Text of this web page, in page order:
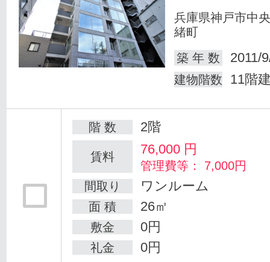
兵庫県神戸市中
緒町
築 年 数
2011/
建物階数 11階
階 数 2階
賃料 76,000 円
管理費等： 7,000円
間取り
ワンルーム
面 積 26㎡
敷金 0円
礼金 0円